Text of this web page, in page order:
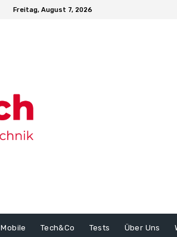
Freitag, August 7, 2026
Mobile Tech&Co Tests Über Uns